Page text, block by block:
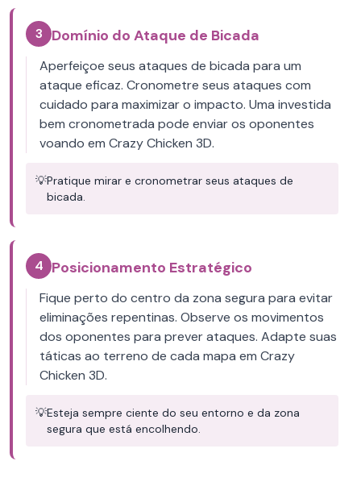
3 Domínio do Ataque de Bicada
Aperfeiçoe seus ataques de bicada para um
ataque eficaz. Cronometre seus ataques com
cuidado para maximizar o impacto. Uma investida
bem cronometrada pode enviar os oponentes
voando em Crazy Chicken 3D.
💡Pratique mirar e cronometrar seus ataques de
bicada.
4 Posicionamento Estratégico
Fique perto do centro da zona segura para evitar
eliminações repentinas. Observe os movimentos
dos oponentes para prever ataques. Adapte suas
táticas ao terreno de cada mapa em Crazy
Chicken 3D.
💡Esteja sempre ciente do seu entorno e da zona
segura que está encolhendo.